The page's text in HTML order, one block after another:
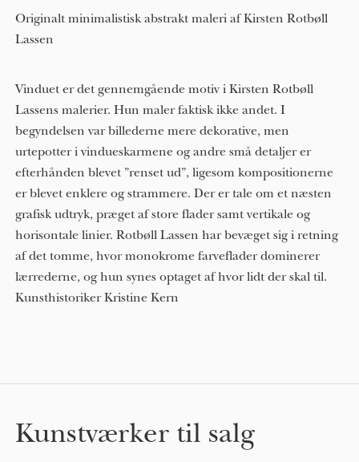
Originalt minimalistisk abstrakt maleri af Kirsten Rotbøll
Lassen
Vinduet er det gennemgående motiv i Kirsten Rotbøll
Lassens malerier. Hun maler faktisk ikke andet. I
begyndelsen var billederne mere dekorative, men
urtepotter i vindueskarmene og andre små detaljer er
efterhånden blevet ”renset ud”, ligesom kompositionerne
er blevet enklere og strammere. Der er tale om et næsten
grafisk udtryk, præget af store flader samt vertikale og
horisontale linier. Rotbøll Lassen har bevæget sig i retning
af det tomme, hvor monokrome farveflader dominerer
lærrederne, og hun synes optaget af hvor lidt der skal til.
Kunsthistoriker Kristine Kern
Kunstværker til salg